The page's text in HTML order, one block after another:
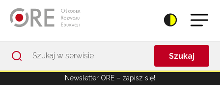
Szukaj
Newsletter ORE – zapisz się!